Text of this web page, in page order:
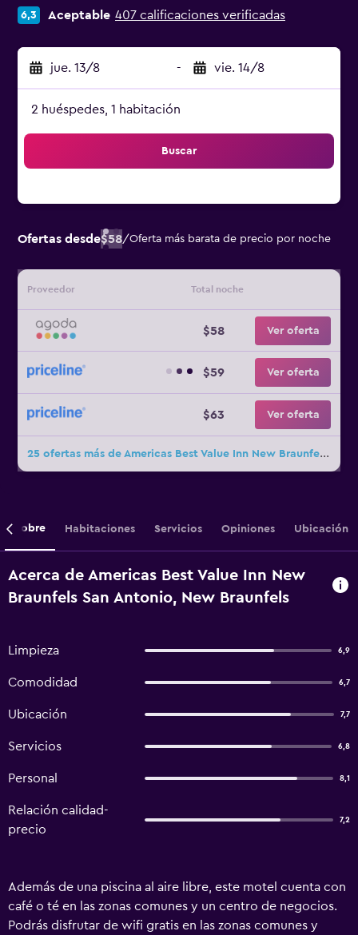
6,3 Aceptable 407 calificaciones verificadas
jue. 13/8 - vie. 14/8
2 huéspedes, 1 habitación
Buscar
Ofertas desde$58/Oferta más barata de precio por noche
Proveedor Total noche
$58 Ver oferta
$59 Ver oferta
$63 Ver oferta
25 ofertas más de Americas Best Value Inn New Braunfels San Antonio
Sobre Habitaciones Servicios Opiniones Ubicación
Acerca de Americas Best Value Inn New
Braunfels San Antonio, New Braunfels
Limpieza 6,9
Comodidad 6,7
Ubicación 7,7
Servicios 6,8
Personal 8,1
Relación calidad-
precio
7,2
Además de una piscina al aire libre, este motel cuenta con
café o té en las zonas comunes y un centro de negocios.
Podrás disfrutar de wifi gratis en las zonas comunes y